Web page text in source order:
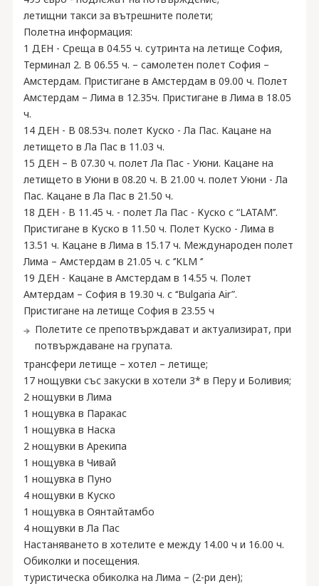
летищни такси за вътрешните полети;
Полетна информация:
1 ДЕН - Среща в 04.55 ч. сутринта на летище София,
Терминал 2. В 06.55 ч. – самолетен полет София –
Амстердам. Пристигане в Амстердам в 09.00 ч. Полет
Амстердам – Лима в 12.35ч. Пристигане в Лима в 18.05
ч.
14 ДЕН - В 08.53ч. полет Куско - Ла Пас. Кацане на
летището в Ла Пас в 11.03 ч.
15 ДЕН – В 07.30 ч. полет Ла Пас - Уюни. Кацане на
летището в Уюни в 08.20 ч. В 21.00 ч. полет Уюни - Ла
Пас. Кацане в Ла Пас в 21.50 ч.
18 ДЕН - В 11.45 ч. - полет Ла Пас - Куско с “LATAM’’.
Пристигане в Куско в 11.50 ч. Полет Куско - Лима в
13.51 ч. Кацане в Лима в 15.17 ч. Международен полет
Лима – Амстердам в 21.05 ч. с ‘’KLM ‘’
19 ДЕН - Кацане в Амстердам в 14.55 ч. Полет
Амтердам – София в 19.30 ч. с ‘‘Bulgaria Air”.
Пристигане на летище София в 23.55 ч
Полетите се препотвърждават и актуализират, при
потвърждаване на групата.
трансфери летище – хотел – летище;
17 нощувки със закуски в хотели 3* в Перу и Боливия;
2 нощувки в Лима
1 нощувка в Паракас
1 нощувка в Наска
2 нощувки в Арекипа
1 нощувка в Чивай
1 нощувка в Пуно
4 нощувки в Куско
1 нощувка в Оянтайтамбо
4 нощувки в Ла Пас
Настаняването в хотелите е между 14.00 ч и 16.00 ч.
Обиколки и посещения.
туристическа обиколка на Лима – (2-ри ден);